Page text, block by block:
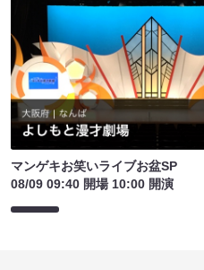
マンゲキお笑いライブお盆SP
08/09 09:40 開場 10:00 開演